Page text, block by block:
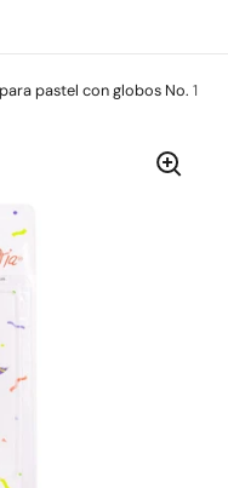
pastel con globos No. 1